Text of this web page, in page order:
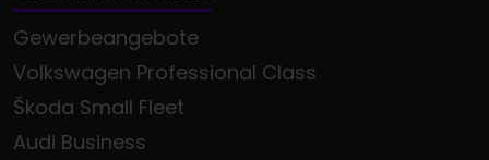
Gewerbeangebote
Volkswagen Professional Class
Škoda Small Fleet
Audi Business